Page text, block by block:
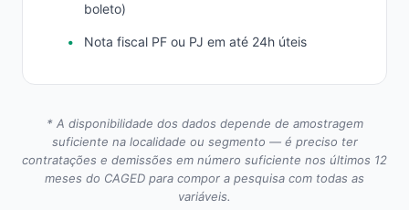
boleto)
Nota fiscal PF ou PJ em até 24h úteis
* A disponibilidade dos dados depende de amostragem
suficiente na localidade ou segmento — é preciso ter
contratações e demissões em número suficiente nos últimos 12
meses do CAGED para compor a pesquisa com todas as
variáveis.